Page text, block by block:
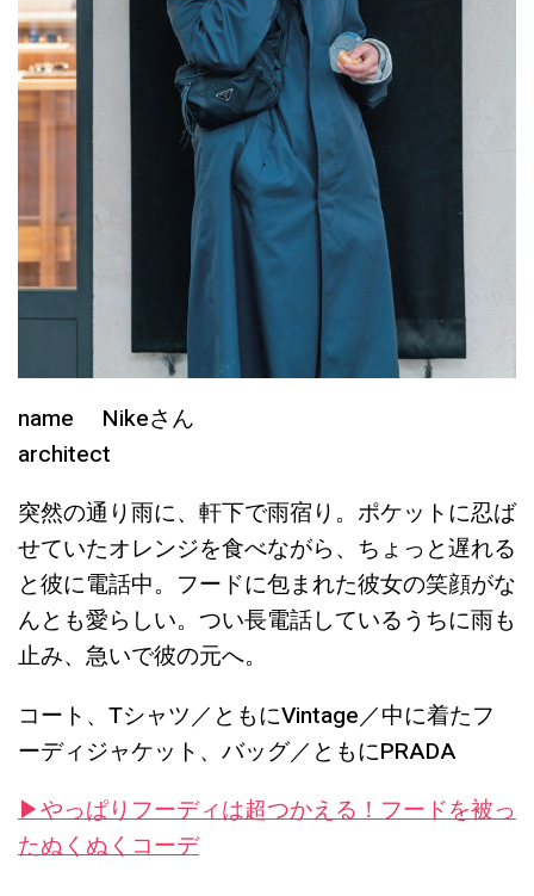
name Nikeさん
architect
突然の通り雨に、軒下で雨宿り。ポケットに忍ば
せていたオレンジを食べながら、ちょっと遅れる
と彼に電話中。フードに包まれた彼女の笑顔がな
んとも愛らしい。つい長電話しているうちに雨も
止み、急いで彼の元へ。
コート、Tシャツ／ともにVintage／中に着たフ
ーディジャケット、バッグ／ともにPRADA
▶︎やっぱりフーディは超つかえる！フードを被っ
たぬくぬくコーデ